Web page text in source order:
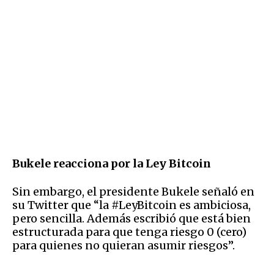
Bukele reacciona por la Ley Bitcoin
Sin embargo, el presidente Bukele señaló en
su Twitter que “la #LeyBitcoin es ambiciosa,
pero sencilla. Además escribió que está bien
estructurada para que tenga riesgo 0 (cero)
para quienes no quieran asumir riesgos”.